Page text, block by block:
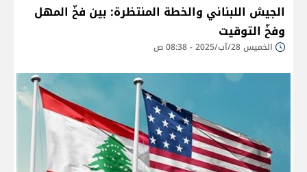
الجيش اللبناني والخطة المنتظرة: بين فخّ المهل
وفخّ التوقيت
الخميس 28/آب/2025 - 08:38 ص